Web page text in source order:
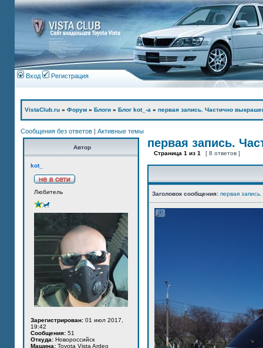
Вход Регистрация
VistaClub.ru » Форум » Блоги » Блог kot_-а » первая запись. Частично
Сообщения без ответов | Активные темы
Автор
kot_
Любитель
Зарегистрирован: 01 июл 2017,
19:42
Сообщения: 51
Откуда: Новороссийск
Машина: Toyota Vista Ardeo
первая запись.
Страница 1 из 1 [ 8 ответов ]
Заголовок сообщения: первая